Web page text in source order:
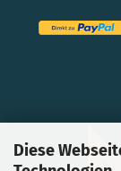
Diese